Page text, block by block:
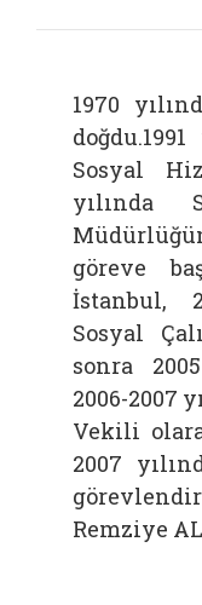
1970
Sosyal
yılında
göreve
İstanbul,
Sosyal
sonra
2006-2007
Vekili
2007
Remziye